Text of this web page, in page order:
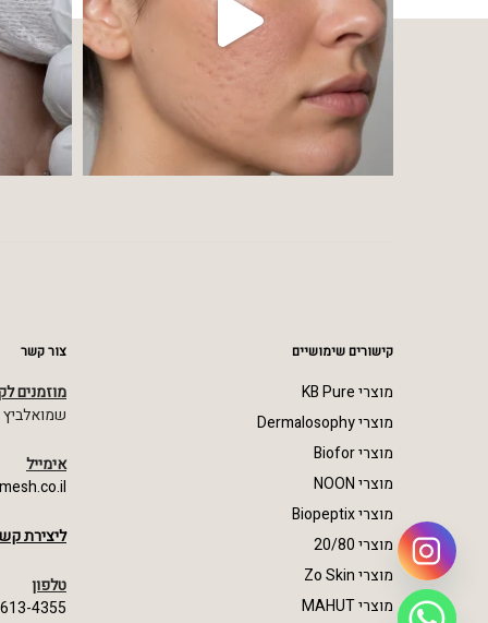
קישורים שימושיים
מוצרי KB Pure
מוצרי Dermalosophy
מוצרי Biofor
מוצרי NOON
מוצרי Biopeptix
מוצרי 20/80
מוצרי Zo Skin
מוצרי MAHUT
צור קשר
מוזמנים
שמואלביץ מרדכי
אימייל
ליצירת
טלפון
4355